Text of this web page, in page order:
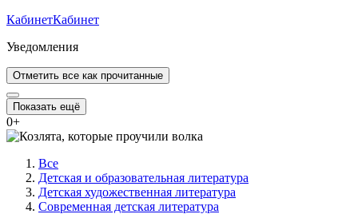
КабинетКабинет
Уведомления
Отметить все как прочитанные
Показать ещё
0+
Все
Детская и образовательная литература
Детская художественная литература
Современная детская литература